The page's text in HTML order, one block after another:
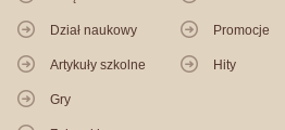
Dział naukowy
Artykuły szkolne
Gry
Promocje
Hity